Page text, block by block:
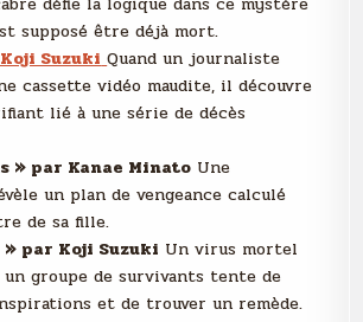
supposé être déjà mort.
Suzuki Quand un journaliste
cassette vidéo maudite, il découvre
lié à une série de décès
» par Kanae Minato Une
un plan de vengeance calculé
de sa fille.
» par Koji Suzuki Un virus mortel
un groupe de survivants tente de
et de trouver un remède.